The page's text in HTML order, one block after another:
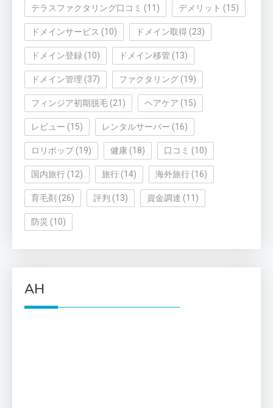
テラスファクタリング口コミ (11) デメリット (15)
ドメインサービス (10) ドメイン取得 (23)
ドメイン登録 (10) ドメイン移管 (13)
ドメイン管理 (37) ファクタリング (19)
フィンジア初期脱毛 (21) ヘアケア (15)
レビュー (15) レンタルサーバー (16)
ロリポップ(19) 健康 (18) 口コミ (10)
国内旅行 (12) 旅行 (14) 海外旅行 (16)
育毛剤 (26) 評判 (13) 資金調達 (11)
防災 (10)
AH